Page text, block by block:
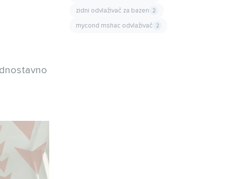
zidni odvlaživač za bazen 2
mycond mshac odvlaživač 2